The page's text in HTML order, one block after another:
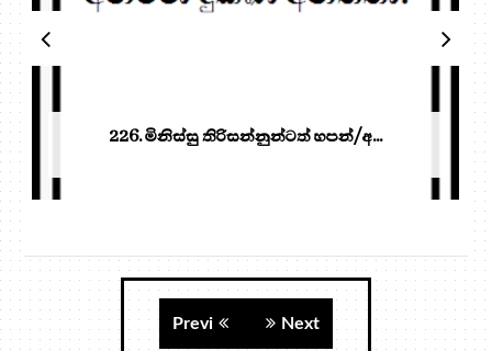
226. මිනිස්සු තිරිසන්නුන්ටත් හපන්/අ...
Next
Previ